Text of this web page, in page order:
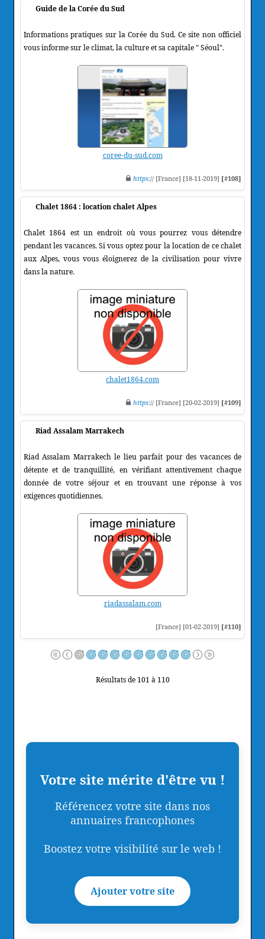
Guide de la Corée du Sud
Informations pratiques sur la Corée du Sud. Ce site non officiel
vous informe sur le climat, la culture et sa capitale " Séoul".
coree-du-sud.com
https:// [France] [18-11-2019] [#108]
Chalet 1864 : location chalet Alpes
Chalet 1864 est un endroit où vous pourrez vous détendre
pendant les vacances. Si vous optez pour la location de ce chalet
aux Alpes, vous vous éloignerez de la civilisation pour vivre
dans la nature.
chalet1864.com
https:// [France] [20-02-2019] [#109]
Riad Assalam Marrakech
Riad Assalam Marrakech le lieu parfait pour des vacances de
détente et de tranquillité, en vérifiant attentivement chaque
donnée de votre séjour et en trouvant une réponse à vos
exigences quotidiennes.
riadassalam.com
[France] [01-02-2019] [#110]
Résultats de 101 à 110
Votre site mérite d'être vu !
Référencez votre site dans nos
annuaires francophones
Boostez votre visibilité sur le web !
Ajouter votre site